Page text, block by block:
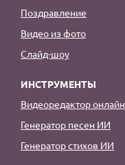
Поздравление
Видео из фото
Слайд-шоу
ИНСТРУМЕНТЫ
Видеоредактор онлайн
Генератор песен ИИ
Генератор стихов ИИ